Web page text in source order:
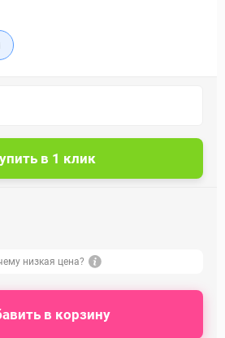
низкая цена?
в корзину